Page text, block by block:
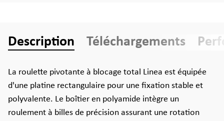
Description Téléchargements
La roulette pivotante à blocage total Linea est équipée
d'une platine rectangulaire pour une fixation stable et
polyvalente. Le boîtier en polyamide intègre un
roulement à billes de précision assurant une rotation